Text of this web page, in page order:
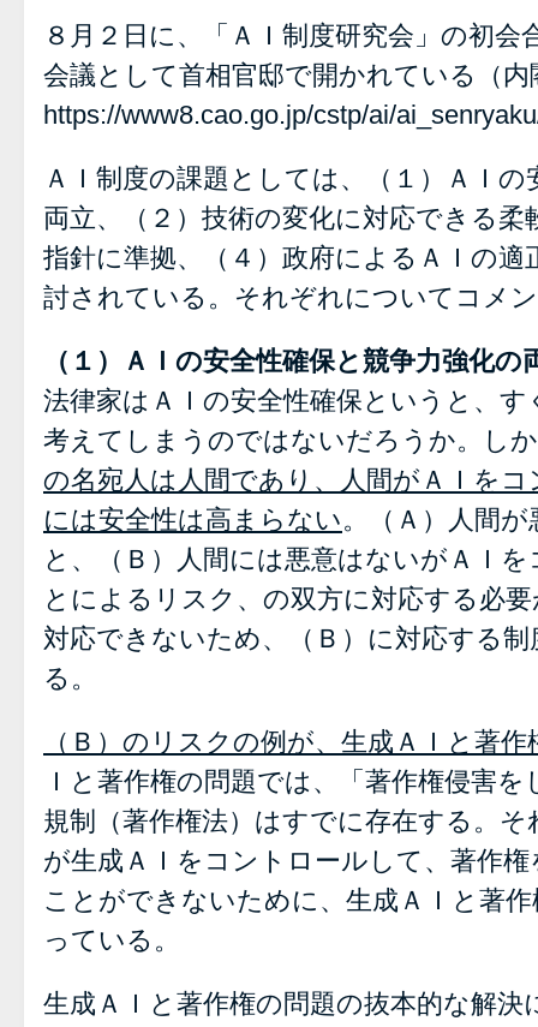
８月２日に、「ＡＩ制度研究会」の初会
会議として首相官邸で開かれている（
https://www8.cao.go.jp/cstp/ai/
ＡＩ制度の課題としては、（１）ＡＩ
両立、（２）技術の変化に対応できる柔
指針に準拠、（４）政府によるＡＩの適
討されている。それぞれについてコメ
（１）ＡＩの安全性確保と競争力強化の
法律家はＡＩの安全性確保というと、
考えてしまうのではないだろうか。し
の名宛人は人間であり、人間がＡＩを
には安全性は高まらない。（Ａ）人間
と、（Ｂ）人間には悪意はないがＡＩ
とによるリスク、の双方に対応する必
対応できないため、（Ｂ）に対応する
る。
（Ｂ）のリスクの例が、生成ＡＩと著
Ｉと著作権の問題では、「著作権侵害
規制（著作権法）はすでに存在する。
が生成ＡＩをコントロールして、著作
ことができないために、生成ＡＩと著
っている。
生成ＡＩと著作権の問題の抜本的な解決